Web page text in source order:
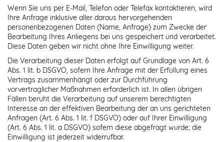
Wenn Sie uns per E-Mail, Telefon oder Telefax kontaktieren, wird
Ihre Anfrage inklusive aller daraus hervorgehenden
personenbezogenen Daten (Name, Anfrage) zum Zwecke der
Bearbeitung Ihres Anliegens bei uns gespeichert und verarbeitet.
Diese Daten geben wir nicht ohne Ihre Einwilligung weiter.
Die Verarbeitung dieser Daten erfolgt auf Grundlage von Art. 6
Abs. 1 lit. b DSGVO, sofern Ihre Anfrage mit der Erfüllung eines
Vertrags zusammenhängt oder zur Durchführung
vorvertraglicher Maßnahmen erforderlich ist. In allen übrigen
Fällen beruht die Verarbeitung auf unserem berechtigten
Interesse an der effektiven Bearbeitung der an uns gerichteten
Anfragen (Art. 6 Abs. 1 lit. f DSGVO) oder auf Ihrer Einwilligung
(Art. 6 Abs. 1 lit. a DSGVO) sofern diese abgefragt wurde; die
Einwilligung ist jederzeit widerrufbar.